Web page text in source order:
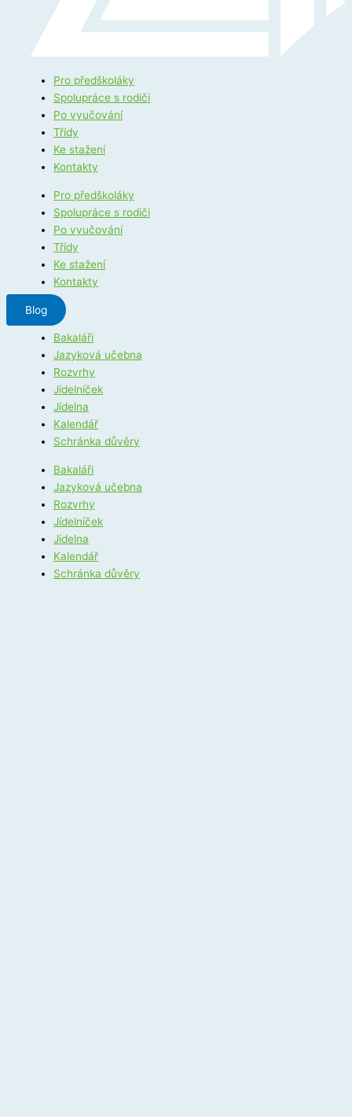
Pro předškoláky
Spolupráce s rodiči
Po vyučování
Třídy
Ke stažení
Kontakty
Pro předškoláky
Spolupráce s rodiči
Po vyučování
Třídy
Ke stažení
Kontakty
Blog
Bakaláři
Jazyková učebna
Rozvrhy
Jídelníček
Jídelna
Kalendář
Schránka důvěry
Bakaláři
Jazyková učebna
Rozvrhy
Jídelníček
Jídelna
Kalendář
Schránka důvěry